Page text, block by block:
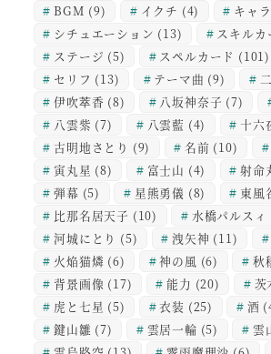
BGM (9) イクチ (4) キャ
シチュエーション (13) スキルカ
ステージ (5) スペルカード (101)
セリフ (13) テーマ曲 (9)
伊吹萃香 (8) 八坂神奈子 (7)
八雲紫 (7) 八雲藍 (4) 十六
古明地さとり (9) 名前 (10)
寅丸星 (8) 富士山 (4) 射命
弾幕 (5) 星熊勇儀 (8) 東風
比那名居天子 (10) 水橋パルスィ
河城にとり (5) 洩矢神 (11)
火焔猫燐 (6) 神の風 (6) 秋
背景画像 (17) 能力 (20) 茨
虎と七星 (5) 衣装 (25) 酒
鍵山雛 (7) 雲居一輪 (5) 雲